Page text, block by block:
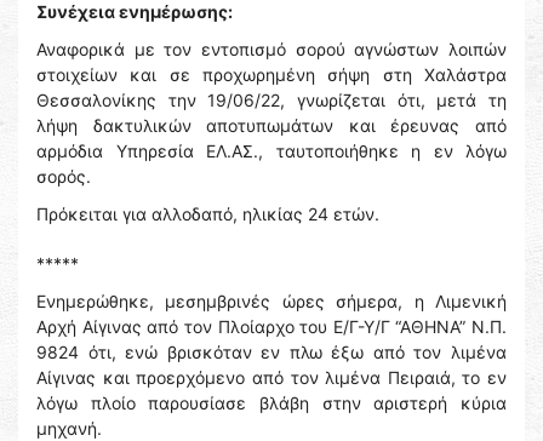
Συνέχεια ενημέρωσης:
Αναφορικά με τον εντοπισμό σορού αγνώστων λοιπών
στοιχείων και σε προχωρημένη σήψη στη Χαλάστρα
Θεσσαλονίκης την 19/06/22, γνωρίζεται ότι, μετά τη
λήψη δακτυλικών αποτυπωμάτων και έρευνας από
αρμόδια Υπηρεσία ΕΛ.ΑΣ., ταυτοποιήθηκε η εν λόγω
σορός.
Πρόκειται για αλλοδαπό, ηλικίας 24 ετών.
*****
Ενημερώθηκε, μεσημβρινές ώρες σήμερα, η Λιμενική
Αρχή Αίγινας από τον Πλοίαρχο του Ε/Γ-Υ/Γ “ΑΘΗΝΑ” Ν.Π.
9824 ότι, ενώ βρισκόταν εν πλω έξω από τον λιμένα
Αίγινας και προερχόμενο από τον λιμένα Πειραιά, το εν
λόγω πλοίο παρουσίασε βλάβη στην αριστερή κύρια
μηχανή.